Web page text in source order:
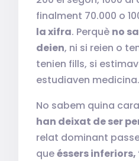
finalment 70.000 o
la xifra. Perquè no
deien, ni si reien o
tenien fills, si
estudiaven medicina.
No sabem quina
han deixat de ser
relat dominant
queéssers inferiors,